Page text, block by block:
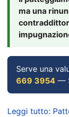
ma una
Serve una
669 3954 —
Leggi tutto: